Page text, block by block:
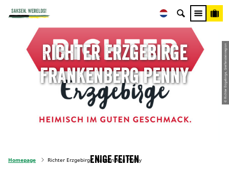
© Richter Erzgebirge, Greifensteinregion
Richter Erzgebirge
Frankenberg Penny
Homepage Richter Erzgebirge Frankenberg Penny
Enige feiten